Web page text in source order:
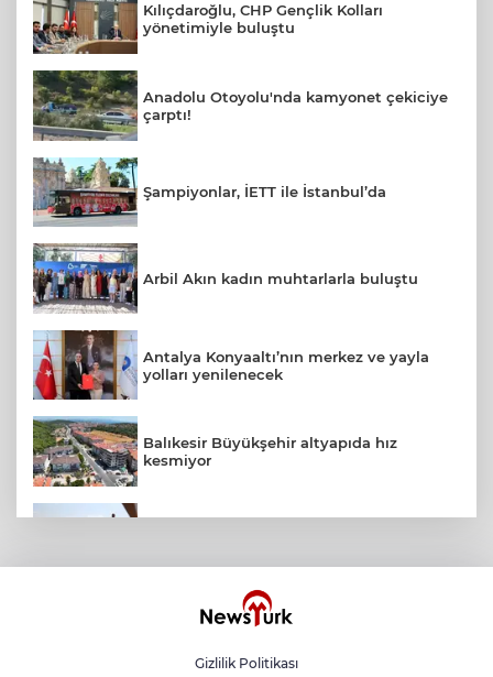
Kılıçdaroğlu, CHP Gençlik Kolları
yönetimiyle buluştu
Anadolu Otoyolu'nda kamyonet çekiciye
çarptı!
Şampiyonlar, İETT ile İstanbul’da
Arbil Akın kadın muhtarlarla buluştu
Antalya Konyaaltı’nın merkez ve yayla
yolları yenilenecek
Balıkesir Büyükşehir altyapıda hız
kesmiyor
Kırgız Cumhuriyeti Antalya Başkonsolosu
Gizlilik Politikası